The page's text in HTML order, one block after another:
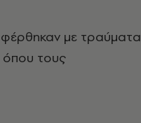
με τραύματα
όπου τους